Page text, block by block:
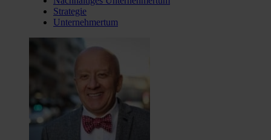
Strategie
Unternehmertum